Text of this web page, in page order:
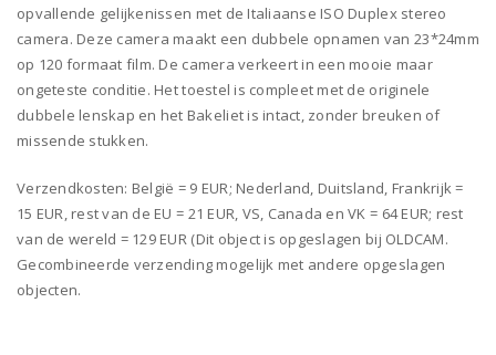
opvallende gelijkenissen met de Italiaanse ISO Duplex stereo
camera. Deze camera maakt een dubbele opnamen van 23*24mm
op 120 formaat film. De camera verkeert in een mooie maar
ongeteste conditie. Het toestel is compleet met de originele
dubbele lenskap en het Bakeliet is intact, zonder breuken of
missende stukken.
Verzendkosten: België = 9 EUR; Nederland, Duitsland, Frankrijk =
15 EUR, rest van de EU = 21 EUR, VS, Canada en VK = 64 EUR; rest
van de wereld = 129 EUR (Dit object is opgeslagen bij OLDCAM.
Gecombineerde verzending mogelijk met andere opgeslagen
objecten.